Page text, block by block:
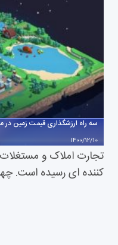
سه راه ارزشگذاری قیمت زمین در
1400/12/10
تجارت املاک و
کننده ای رسیده است.